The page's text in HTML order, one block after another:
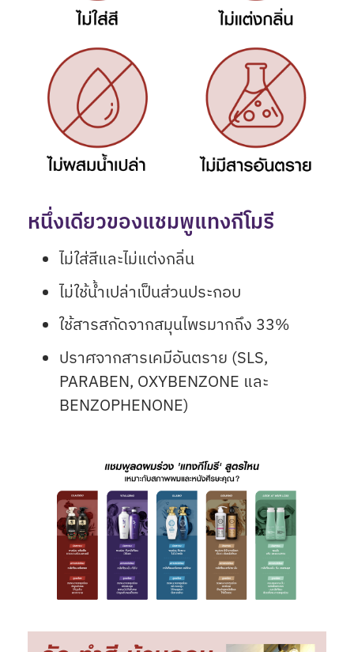
หนึ่งเดียวของแชมพูแทงกีโมรี
ไม่ใส่สีและไม่แต่งกลิ่น
ไม่ใช้น้ำเปล่าเป็นส่วนประกอบ
ใช้สารสกัดจากสมุนไพรมากถึง 33%
ปราศจากสารเคมีอันตราย (SLS,
PARABEN, OXYBENZONE และ
BENZOPHENONE)